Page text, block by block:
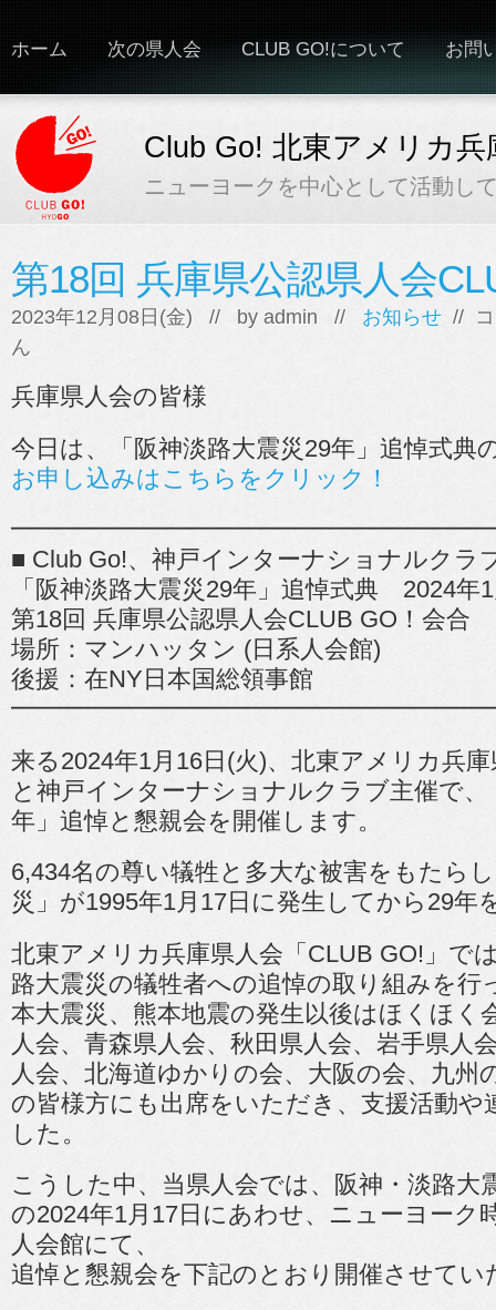
Club Go! 北東アメリカ兵
ニューヨークを中心として活動し
ホーム 次の県人会 CLUB GO!について お問
第18回 兵庫県公認県人会
2023年12月08日(金) // by admin // お知らせ //
第
18
認
県
会
合
は
ん
兵庫県人会の皆様
今日は、「阪神淡路大震災29年」追悼式典
お申し込みはこちらをクリック！
■ Club Go!、神戸インターナショナルクラ
「阪神淡路大震災29年」追悼式典 2024年
第18回 兵庫県公認県人会CLUB GO！会合
場所：マンハッタン (日系人会館)
後援：在NY日本国総領事館
来る2024年1月16日(火)、北東アメリカ兵
と神戸インターナショナルクラブ主催で、
年」追悼と懇親会を開催します。
6,434名の尊い犠牲と多大な被害をもたら
災」が1995年1月17日に発生してから29年
北東アメリカ兵庫県人会「CLUB GO!」で
路大震災の犠牲者への追悼の取り組みを行
本大震災、熊本地震の発生以後はほくほく
人会、青森県人会、秋田県人会、岩手県人
人会、北海道ゆかりの会、大阪の会、九州
の皆様方にも出席をいただき、支援活動
した。
こうした中、当県人会では、阪神・淡路大
の2024年1月17日にあわせ、ニューヨーク
人会館にて、
追悼と懇親会を下記のとおり開催させてい